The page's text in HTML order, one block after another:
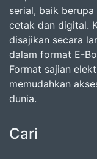
serial, baik
cetak dan digital.
disajikan secara
dalam format E-
Format sajian
memudahkan
dunia.
Cari